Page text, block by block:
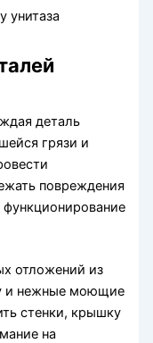
унитаза
деталь
грязи и
повреждения
функционирование
отложений из
и нежные моющие
стенки, крышку
на